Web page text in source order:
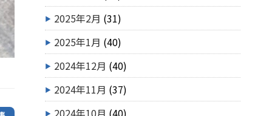
2025年2月 (31)
2025年1月 (40)
2024年12月 (40)
2024年11月 (37)
2024年10月 (40)